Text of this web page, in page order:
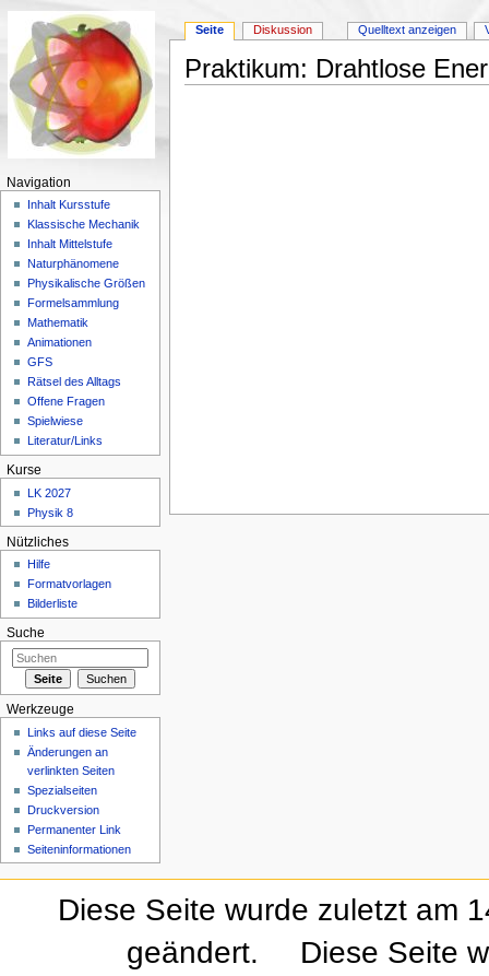
Praktikum: Drahtlose
Seite Diskussion Quelltext anzeigen
Navigation
Inhalt Kursstufe
Klassische Mechanik
Inhalt Mittelstufe
Naturphänomene
Physikalische Größen
Formelsammlung
Mathematik
Animationen
GFS
Rätsel des Alltags
Offene Fragen
Spielwiese
Literatur/Links
Kurse
LK 2027
Physik 8
Nützliches
Hilfe
Formatvorlagen
Bilderliste
Suche
Werkzeuge
Links auf diese Seite
Änderungen an
verlinkten Seiten
Spezialseiten
Druckversion
Permanenter Link
Seiteninformationen
Diese Seite wurde zuletzt am
geändert.
Diese Seite